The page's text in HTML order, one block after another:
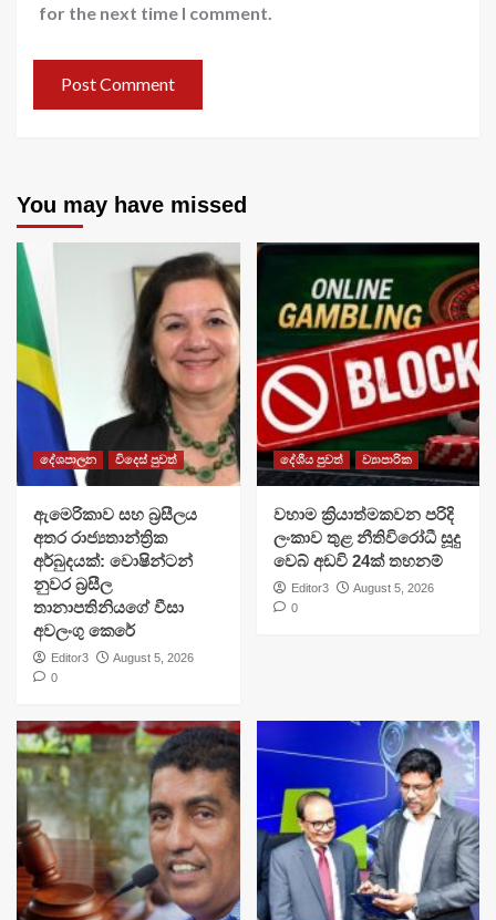
for the next time I comment.
You may have missed
දේශපාලන විදෙස් පුවත්
ඇමෙරිකාව සහ බ්‍රසීලය
අතර රාජ්‍යතාන්ත්‍රික
අර්බුදයක්: වොෂින්ටන්
නුවර බ්‍රසීල
තානාපතිනියගේ වීසා
අවලංගු කෙරේ
Editor3
August 5, 2026
0
දේශීය පුවත් ව්‍යාපාරික
වහාම ක්‍රියාත්මකවන පරිදි
ලංකාව තුළ නීතිවිරෝධී සූදු
වෙබ් අඩවි 24ක් තහනම්
Editor3
August 5, 2026
0